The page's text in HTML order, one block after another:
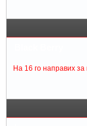
На 16 го направих за